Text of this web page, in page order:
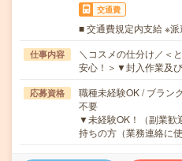
交通費
■ 交通費規定内支給 ※
仕事内容
＼コスメの仕分け／＜
安心！＞▼封入作業及
応募資格
職種未経験OK / ブラン
不要
▼未経験OK！（副業
持ちの方（業務連絡に